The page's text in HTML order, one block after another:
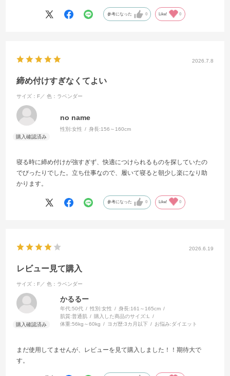
参考になった 0 Like! 0
2026.7.8
締め付けすぎなくてよい
サイズ：F／ 色：ラベンダー
no name
性別:女性 身長:156～160cm
寝る時に締め付けが強すぎず、快適につけられるものを探していたの
でぴったりでした。立ち仕事なので、履いて寝ると朝少し楽になり助
かります。
参考になった 0 Like! 0
2026.6.19
レビュー見て購入
サイズ：F／ 色：ラベンダー
かるるー
年代:50代 性別:女性 身長:161～165cm
肌質:普通肌 購入した商品のサイズ:L
体重:56kg～60kg ヨガ歴:3カ月以下 お悩み:ダイエット
まだ使用してませんが、レビューを見て購入しました！！期待大で
す。